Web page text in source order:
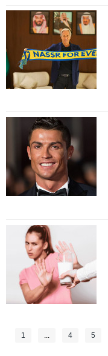
1 ... 4 5